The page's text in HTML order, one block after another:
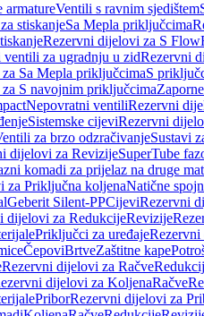
armatureVentili s ravnim sjedištem
stiskanjeSa Mepla priključcima
Rezervni dijelovi za S
ventili za ugradnju u zidRezervni
Sa Mepla priključcimaS
S navojnim priključcima
Nepovratni ventiliRezervni
Sistemske cijeviRezervni
za brzo odzračivanjeSustavi
dijelovi za RevizijeSuperTube
komadi za prijelaz na druge
za Priključna koljenaNatične
Geberit Silent-PPCijeviRezervni
dijelovi za RedukcijeRevizije
Priključci za uređaje
ČepoviBrtveZaštitne kape
Rezervni dijelovi za Račve
dijelovi za KoljenaRačve
PriborRezervni dijelovi za